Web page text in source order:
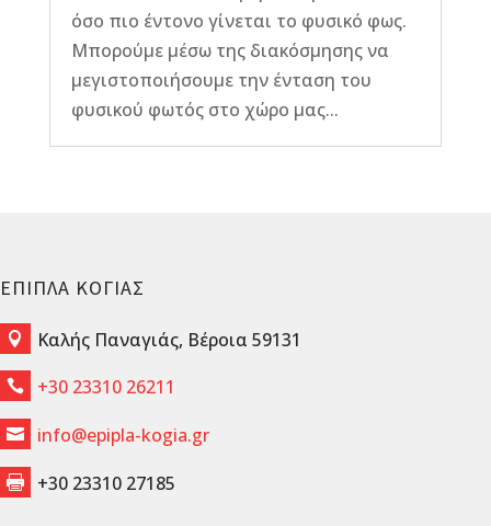
όσο πιο έντονο γίνεται το φυσικό φως.
Μπορούμε μέσω της διακόσμησης να
μεγιστοποιήσουμε την ένταση του
φυσικού φωτός στο χώρο μας...
ΕΠΙΠΛΑ ΚΟΓΙΑΣ
 Καλής Παναγιάς, Βέροια 59131
 +30 23310 26211
 info@epipla-kogia.gr
 +30 23310 27185